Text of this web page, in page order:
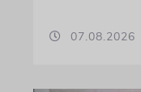
07.08.2026